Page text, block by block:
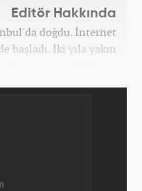
Editör Hakkında
doğdu. İnternet
başladı. İki yıla yakın
sonra, 2012'nin
ve siyaset alanları